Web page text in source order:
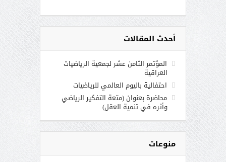
أحدث المقالات
المؤتمر الثامن عشر لجمعية الرياضيات
العراقية
احتفالية باليوم العالمي للرياضيات
محاضرة بعنوان (متعة التفكير الرياضي
وأثره في تنمية العقل)
منوعات